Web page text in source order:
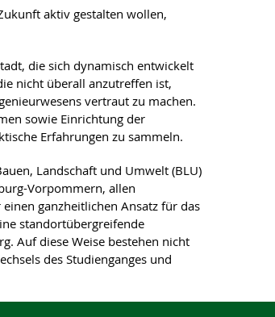
aktiv gestalten wollen,
die sich dynamisch entwickelt
nicht überall anzutreffen ist,
vertraut zu machen.
sowie Einrichtung der
Erfahrungen zu sammeln.
Landschaft und Umwelt (BLU)
Vorpommern, allen
ganzheitlichen Ansatz für das
standortübergreifende
Auf diese Weise bestehen nicht
des Studienganges und